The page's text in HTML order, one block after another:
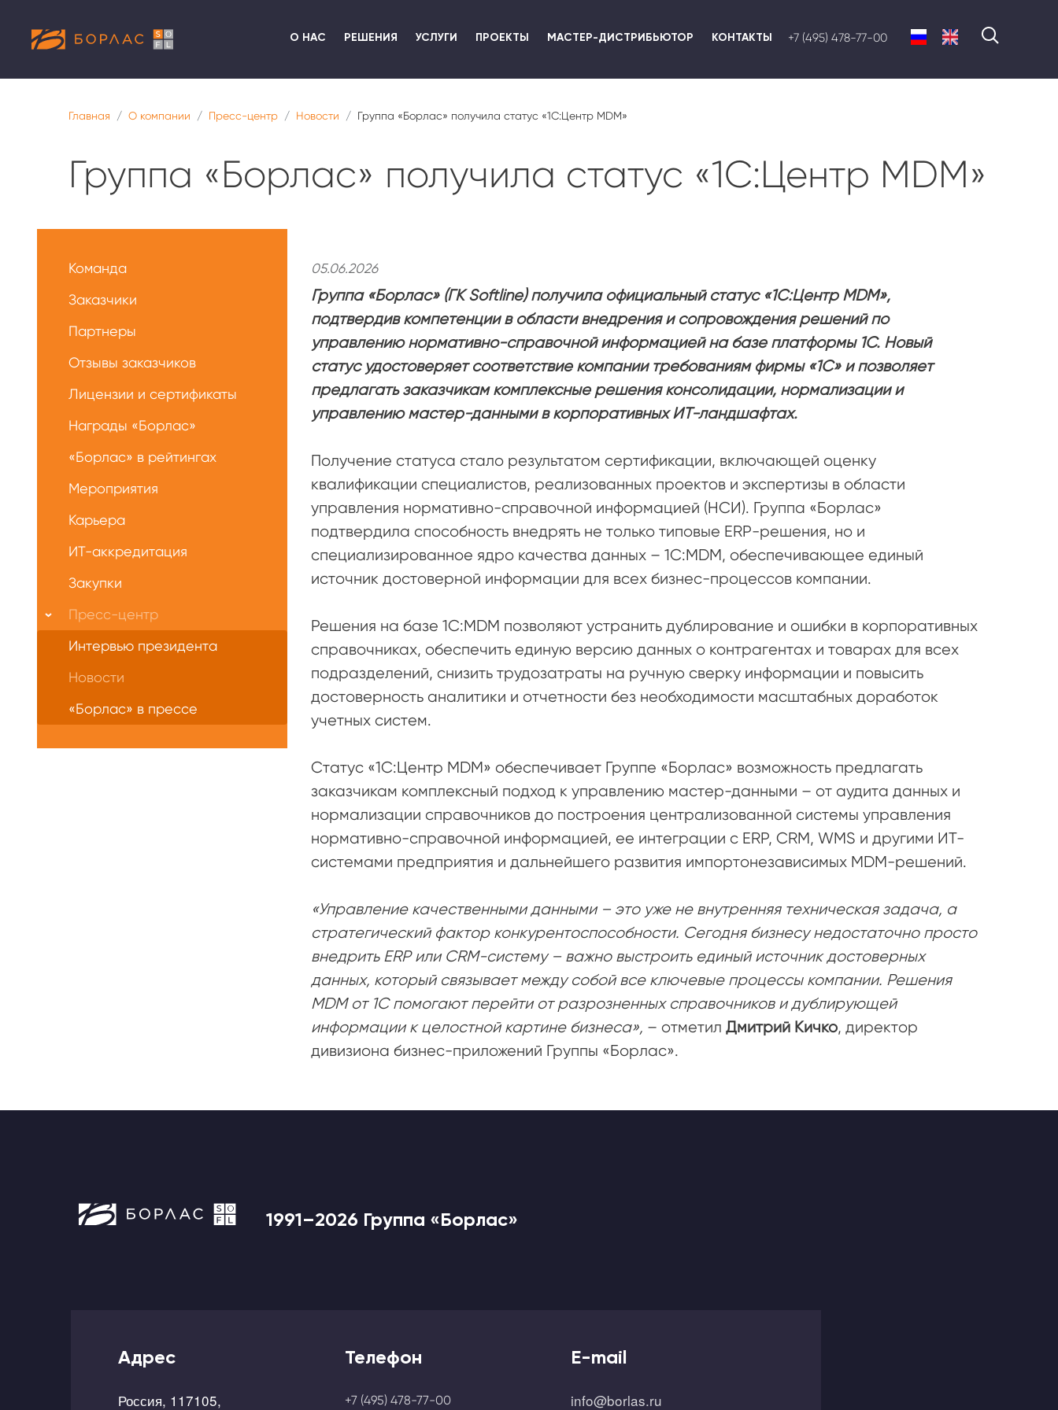
О НАС РЕШЕНИЯ УСЛУГИ ПРОЕКТЫ МАСТЕР-ДИСТРИБЬЮТОР КОНТАКТЫ +7 (495) 478-77-00
Главная О компании Пресс-центр Новости Группа «Борлас» получила статус «1С:Центр MDM»
Группа «Борлас» получила статус «1С:Центр MDM»
05.06.2026
Группа «Борлас» (ГК Softline) получила официальный статус «1С:Центр MDM»,
подтвердив компетенции в области внедрения и сопровождения решений по
управлению нормативно-справочной информацией на базе платформы 1С. Новый
статус удостоверяет соответствие компании требованиям фирмы «1С» и позволяет
предлагать заказчикам комплексные решения консолидации, нормализации и
управлению мастер-данными в корпоративных ИТ-ландшафтах.
Получение статуса стало результатом сертификации, включающей оценку
квалификации специалистов, реализованных проектов и экспертизы в области
управления нормативно-справочной информацией (НСИ). Группа «Борлас»
подтвердила способность внедрять не только типовые ERP-решения, но и
специализированное ядро качества данных – 1С:MDM, обеспечивающее единый
источник достоверной информации для всех бизнес-процессов компании.
Решения на базе 1С:MDM позволяют устранить дублирование и ошибки в корпоративных
справочниках, обеспечить единую версию данных о контрагентах и товарах для всех
подразделений, снизить трудозатраты на ручную сверку информации и повысить
достоверность аналитики и отчетности без необходимости масштабных доработок
учетных систем.
Статус «1С:Центр MDM» обеспечивает Группе «Борлас» возможность предлагать
заказчикам комплексный подход к управлению мастер-данными – от аудита данных и
нормализации справочников до построения централизованной системы управления
нормативно-справочной информацией, ее интеграции с ERP, CRM, WMS и другими ИТ-
системами предприятия и дальнейшего развития импортонезависимых MDM-решений.
«Управление качественными данными – это уже не внутренняя техническая задача, а
стратегический фактор конкурентоспособности. Сегодня бизнесу недостаточно просто
внедрить ERP или CRM-систему – важно выстроить единый источник достоверных
данных, который связывает между собой все ключевые процессы компании. Решения
MDM от 1С помогают перейти от разрозненных справочников и дублирующей
информации к целостной картине бизнеса», – отметил Дмитрий Кичко, директор
дивизиона бизнес-приложений Группы «Борлас».
Команда
Заказчики
Партнеры
Отзывы заказчиков
Лицензии и сертификаты
Награды «Борлас»
«Борлас» в рейтингах
Мероприятия
Карьера
ИТ-аккредитация
Закупки
Пресс-центр
Интервью президента
Новости
«Борлас» в прессе
1991–2026 Группа «Борлас»
Адрес
Россия, 117105,
Телефон
+7 (495) 478-77-00
E-mail
info@borlas.ru